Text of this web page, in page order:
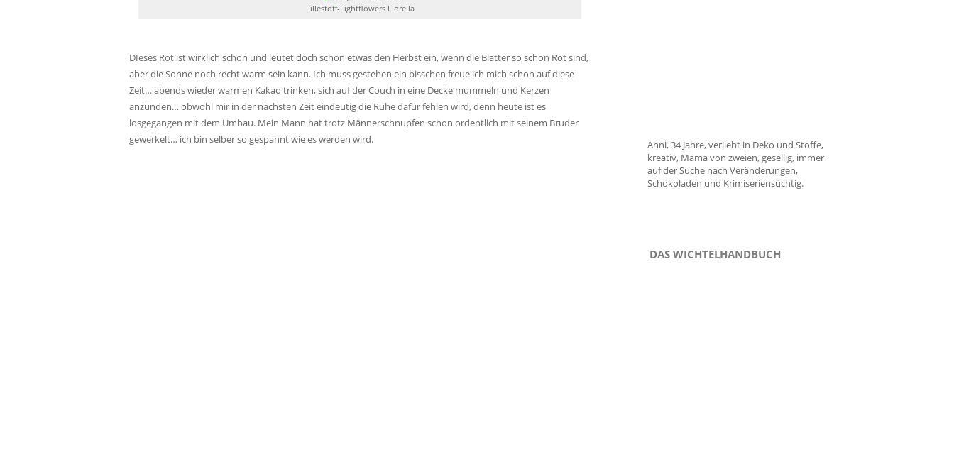
Lillestoff-Lightflowers Florella
DIeses Rot ist wirklich schön und leutet doch schon etwas den Herbst ein, wenn die Blätter so schön Rot sind,
aber die Sonne noch recht warm sein kann. Ich muss gestehen ein bisschen freue ich mich schon auf diese
Zeit… abends wieder warmen Kakao trinken, sich auf der Couch in eine Decke mummeln und Kerzen
anzünden… obwohl mir in der nächsten Zeit eindeutig die Ruhe dafür fehlen wird, denn heute ist es
losgegangen mit dem Umbau. Mein Mann hat trotz Männerschnupfen schon ordentlich mit seinem Bruder
gewerkelt… ich bin selber so gespannt wie es werden wird.
Anni, 34 Jahre, verliebt in Deko und Stoffe,
kreativ, Mama von zweien, gesellig, immer
auf der Suche nach Veränderungen,
Schokoladen und Krimiseriensüchtig.
DAS WICHTELHANDBUCH